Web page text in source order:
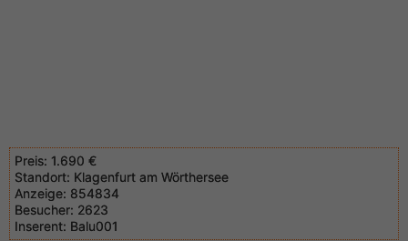
Preis: 1.690 €
Standort: Klagenfurt am Wörthersee
Anzeige: 854834
Besucher: 2623
Inserent: Balu001